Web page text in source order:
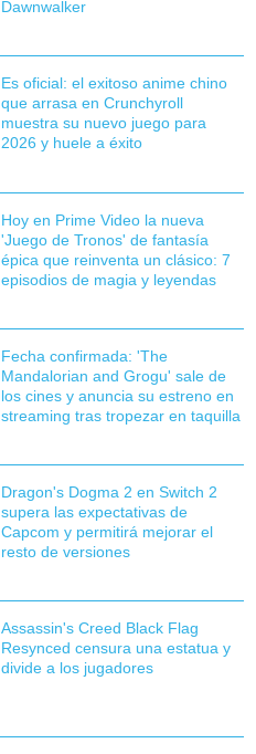
Dawnwalker
Es oficial: el exitoso anime chino
que arrasa en Crunchyroll
muestra su nuevo juego para
2026 y huele a éxito
Hoy en Prime Video la nueva
'Juego de Tronos' de fantasía
épica que reinventa un clásico: 7
episodios de magia y leyendas
Fecha confirmada: 'The
Mandalorian and Grogu' sale de
los cines y anuncia su estreno en
streaming tras tropezar en taquilla
Dragon's Dogma 2 en Switch 2
supera las expectativas de
Capcom y permitirá mejorar el
resto de versiones
Assassin's Creed Black Flag
Resynced censura una estatua y
divide a los jugadores